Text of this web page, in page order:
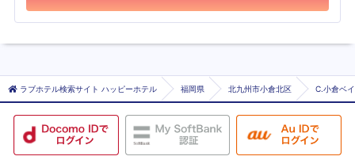
ラブホテル検索サイト ハッピーホテル 福岡県 北九州市小倉北区 C.小倉ベ